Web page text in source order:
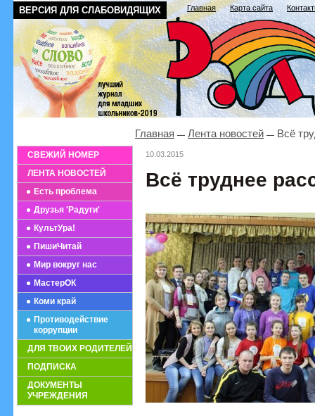
ВЕРСИЯ ДЛЯ СЛАБОВИДЯЩИХ Главная Карта сайта
СВЕЖИЙ НОМЕР
ЛЕНТА НОВОСТЕЙ
Есть проблема
Друзья 'Радуги'
КультУра!
ПишиЧитай
Мир вокруг нас
МастерОК
Коми край
Противодействие
коррупции
ДЛЯ ТВОИХ РОДИТЕЛЕЙ
ПОДПИСКА
ДОКУМЕНТЫ
УЧРЕЖДЕНИЯ
Главная Лента новостей Всё
10.03.2015
Всё труднее